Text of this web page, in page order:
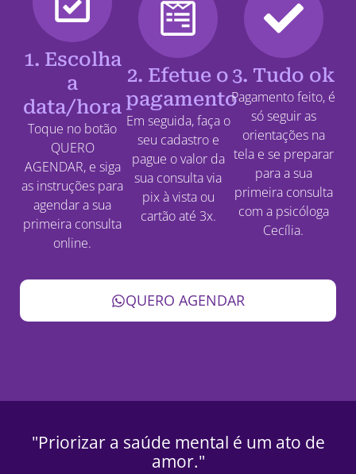
1. Escolha
a
data/hora
Toque no botão
QUERO
AGENDAR, e siga
as instruções para
agendar a sua
primeira consulta
online.
2. Efetue o
pagamento
Em seguida, faça o
seu cadastro e
pague o valor da
sua consulta via
pix à vista ou
cartão até 3x.
3. Tudo ok
Pagamento feito, é
só seguir as
orientações na
tela e se preparar
para a sua
primeira consulta
com a psicóloga
Cecília.
QUERO AGENDAR
"Priorizar a saúde mental é um ato de
amor."